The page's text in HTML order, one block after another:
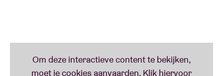
haar muzikale reis. Haar debuutmixtape, ‘Fairy Dust
vol.1’, verscheen in 2019 op Soundcloud. Nanakill is
een veelzijdige artiest met invloeden uit R&B, soul en